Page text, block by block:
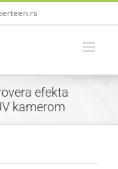
efekta
kamerom